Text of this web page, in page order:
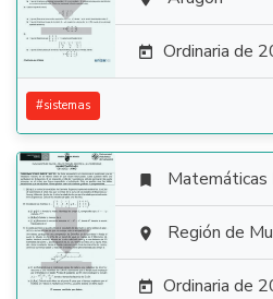
 Ordinaria de
#sistemas

 Matemáticas
 Región de
 Ordinaria de